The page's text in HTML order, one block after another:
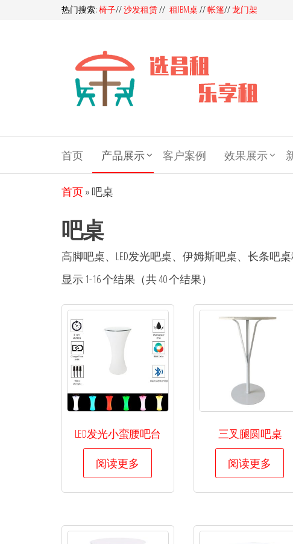
热门搜索: 椅子//沙发租赁// 租IBM桌 //帐篷//龙门架
租
会
务
家
具
租
赁-
桌
椅
租
赁-
高
档
沙
发
租
桌
椅
台，多快
同样的产
服务价格
更优，同
格，我们
产品服务
更优。
首页 产品展示 客户案例 效果展示
首页»吧桌
吧桌
高脚吧桌、LED发光吧桌、伊姆斯吧桌、长条吧
显示 1-16 个结果（共 40 个结果）
LED发光小蛮腰吧台
阅读更多
三叉腿圆吧桌
阅读更多